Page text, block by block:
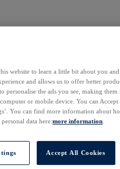
website to learn a little bit about you
and allows us to offer better
personalise the ads you see, making
or mobile device. You can
You can find more information about
data here:more information
Accept All Cookies